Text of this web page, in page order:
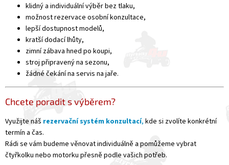
klidný a individuální výběr bez tlaku,
možnost rezervace osobní konzultace,
lepší dostupnost modelů,
kratší dodací lhůty,
zimní zábava hned po koupi,
stroj připravený na sezonu,
žádné čekání na servis na jaře.
Chcete poradit s výběrem?
Využijte náš rezervační systém konzultací, kde si zvolíte konkrétní
termín a čas.
Rádi se vám budeme věnovat individuálně a pomůžeme vybrat
čtyřkolku nebo motorku přesně podle vašich potřeb.